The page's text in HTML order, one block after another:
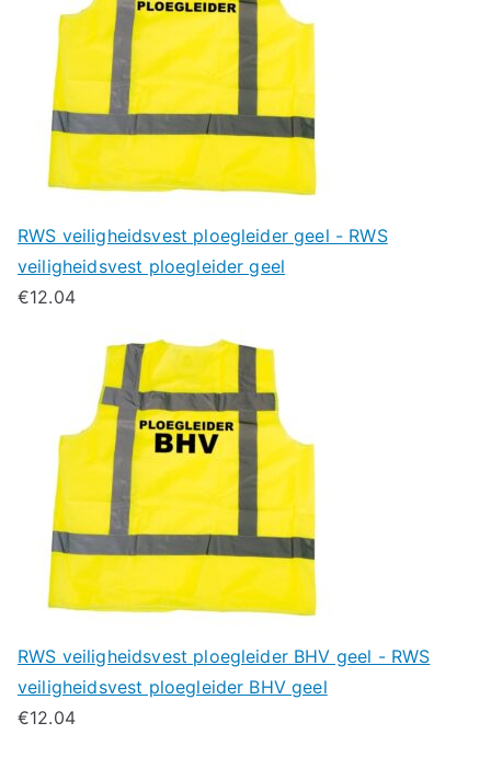
RWS veiligheidsvest ploegleider geel - RWS
veiligheidsvest ploegleider geel
€12.04
RWS veiligheidsvest ploegleider BHV geel - RWS
veiligheidsvest ploegleider BHV geel
€12.04